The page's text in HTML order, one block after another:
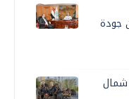
جودة
شمال